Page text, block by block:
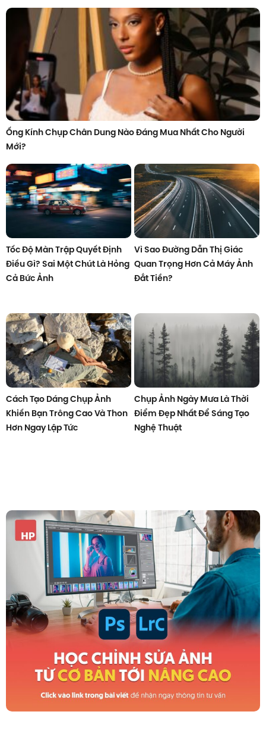
Ống Kính Chụp Chân Dung Nào Đáng Mua Nhất Cho Người
Mới?
Tốc Độ Màn Trập Quyết Định
Điều Gì? Sai Một Chút Là Hỏng
Cả Bức Ảnh
Vì Sao Đường Dẫn Thị Giác
Quan Trọng Hơn Cả Máy Ảnh
Đắt Tiền?
Cách Tạo Dáng Chụp Ảnh
Khiến Bạn Trông Cao Và Thon
Hơn Ngay Lập Tức
Chụp Ảnh Ngày Mưa Là Thời
Điểm Đẹp Nhất Để Sáng Tạo
Nghệ Thuật